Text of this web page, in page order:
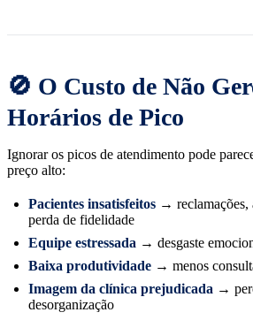
🚫 O Custo de Não
Horários de Pico
Ignorar os picos de atendimento pode
preço alto:
Pacientes insatisfeitos → reclamações,
perda de fidelidade
Equipe estressada → desgaste
Baixa produtividade → menos
Imagem da clínica prejudicada →
desorganização